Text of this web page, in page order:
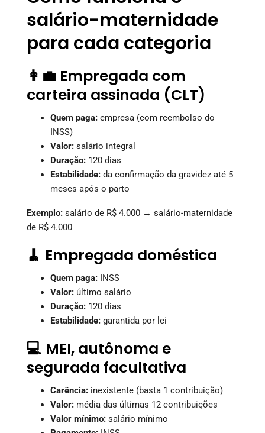
salário-maternidade
para cada categoria
👩‍💼 Empregada com
carteira assinada (CLT)
Quem paga: empresa (com reembolso do
INSS)
Valor: salário integral
Duração: 120 dias
Estabilidade: da confirmação da gravidez até 5
meses após o parto
Exemplo: salário de R$ 4.000 → salário-maternidade
de R$ 4.000
🧹 Empregada doméstica
Quem paga: INSS
Valor: último salário
Duração: 120 dias
Estabilidade: garantida por lei
💻 MEI, autônoma e
segurada facultativa
Carência: inexistente (basta 1 contribuição)
Valor: média das últimas 12 contribuições
Valor mínimo: salário mínimo